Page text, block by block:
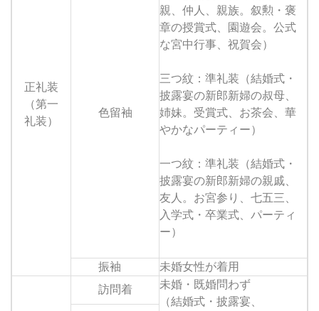
正礼装
（第一
礼装）
色留袖
親、仲人、親族。叙勲・褒
章の授賞式、園遊会。公式
な宮中行事、祝賀会）
三つ紋：準礼装（結婚式・
披露宴の新郎新婦の叔母、
姉妹。受賞式、お茶会、華
やかなパーティー）
一つ紋：準礼装（結婚式・
披露宴の新郎新婦の親戚、
友人。お宮参り、七五三、
入学式・卒業式、パーティ
ー）
振袖 未婚女性が着用
訪問着
未婚・既婚問わず
（結婚式・披露宴、